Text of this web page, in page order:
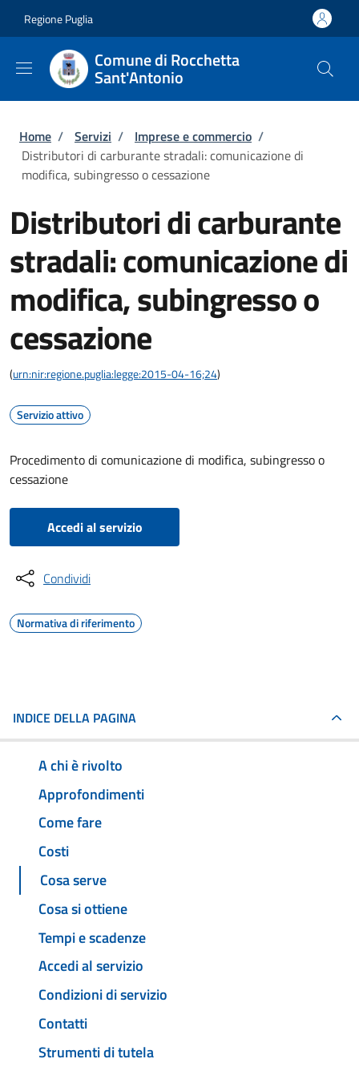
Regione Puglia
Comune di Rocchetta
Sant'Antonio
Briciole di pane
Home / Servizi / Imprese e commercio /
Distributori di carburante stradali: comunicazione di
modifica, subingresso o cessazione
Distributori di carburante
stradali: comunicazione di
modifica, subingresso o
cessazione
(urn:nir:regione.puglia:legge:2015-04-16;24)
Servizio attivo
Procedimento di comunicazione di modifica, subingresso o
cessazione
Accedi al servizio
Condividi
Normativa di riferimento
INDICE DELLA PAGINA
A chi è rivolto
Approfondimenti
Come fare
Costi
Cosa serve
Cosa si ottiene
Tempi e scadenze
Accedi al servizio
Condizioni di servizio
Contatti
Strumenti di tutela